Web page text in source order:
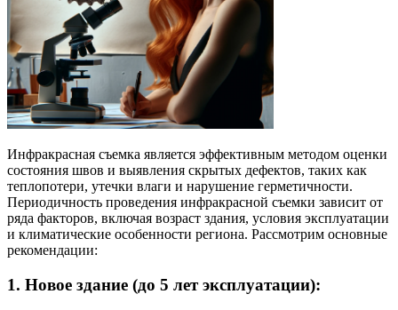
Инфракрасная съемка является эффективным методом оценки
состояния швов и выявления скрытых дефектов, таких как
теплопотери, утечки влаги и нарушение герметичности.
Периодичность проведения инфракрасной съемки зависит от
ряда факторов, включая возраст здания, условия эксплуатации
и климатические особенности региона. Рассмотрим основные
рекомендации:
1. Новое здание (до 5 лет эксплуатации):